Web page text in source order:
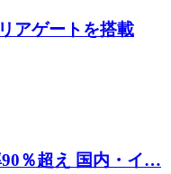
アゲートを搭載
％超え 国内・イ…